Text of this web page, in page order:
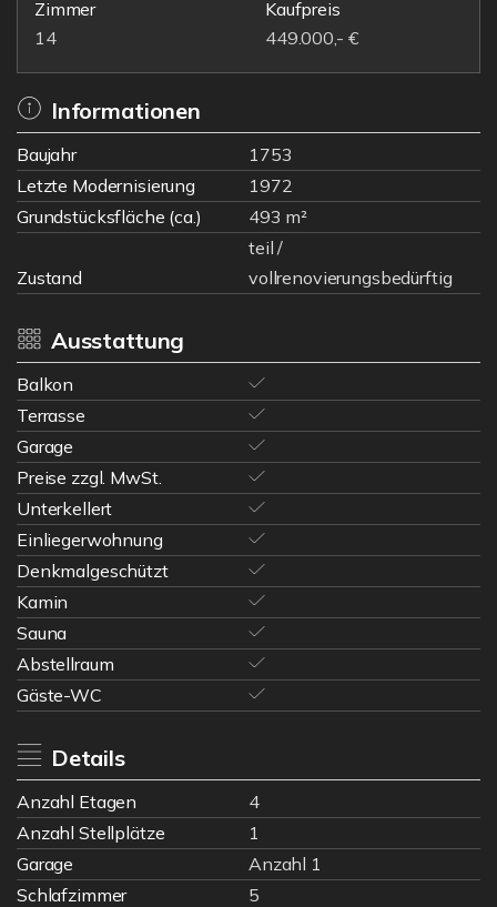
Zimmer
14
Kaufpreis
449.000,- €
Informationen
Baujahr
1753
Letzte Modernisierung
1972
Grundstücksfläche (ca.)
493 m²
Zustand
teil /
vollrenovierungsbedürftig
Ausstattung
Balkon
Terrasse
Garage
Preise zzgl. MwSt.
Unterkellert
Einliegerwohnung
Denkmalgeschützt
Kamin
Sauna
Abstellraum
Gäste-WC
Details
Anzahl Etagen
4
Anzahl Stellplätze
1
Garage
Anzahl 1
Schlafzimmer
5